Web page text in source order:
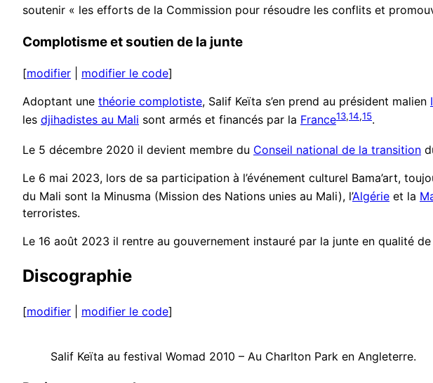
soutenir « les efforts de la Commission pour résoudre les conflits et
Complotisme et soutien de la junte
[modifier modifier le code]
Adoptant une théorie complotiste, Salif Keïta s’en prend au président malien
les djihadistes au Mali sont armés et financés par la France13,14,15.
Le 5 décembre 2020 il devient membre du Conseil national de la transition
Le 6 mai 2023, lors de sa participation à l’événement culturel Bama’art,
du Mali sont la Minusma (Mission des Nations unies au Mali), l’Algérie et la
terroristes.
Le 16 août 2023 il rentre au gouvernement instauré par la junte en qualité
Discographie
[modifier modifier le code]
Salif Keïta au festival Womad 2010 – Au Charlton Park en Angleterre.